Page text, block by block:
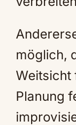
möglich,
Weitsicht
Planung